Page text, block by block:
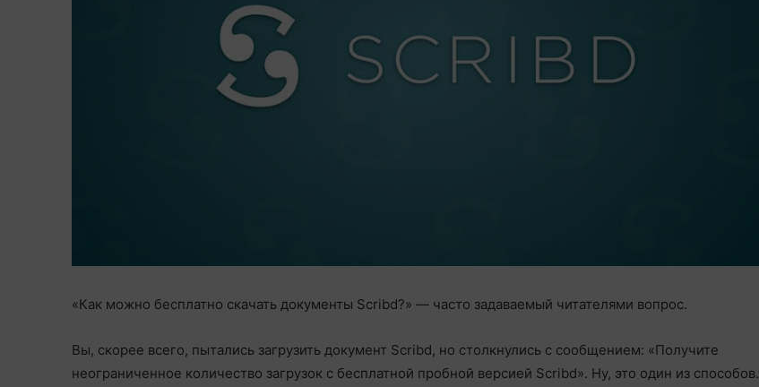
«Как можно бесплатно скачать документы Scribd?» — часто задаваемый читателями вопрос.
Вы, скорее всего, пытались загрузить документ Scribd, но столкнулись с сообщением: «Получите
неограниченное количество загрузок с бесплатной пробной версией Scribd». Ну, это один из способов.